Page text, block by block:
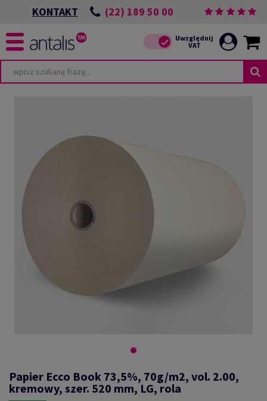
KONTAKT (22) 189 50 00
Papier Ecco Book 73,5%, 70g/m2, vol. 2.00,
kremowy, szer. 520 mm, LG, rola